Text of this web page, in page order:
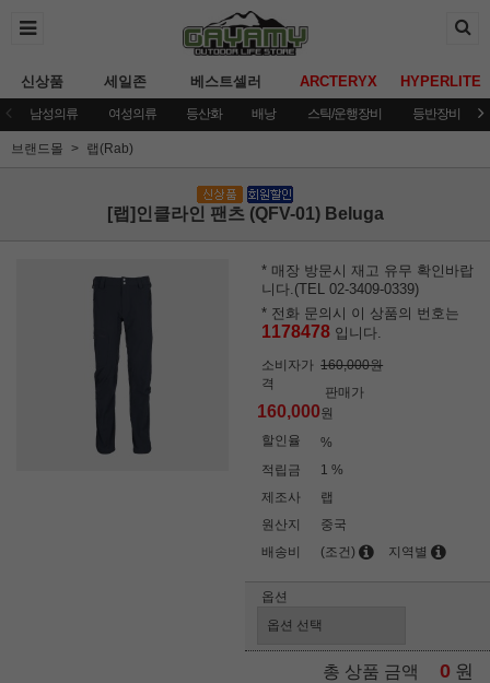
신상품 세일존 베스트셀러 ARCTERYX HYPERLITE
남성의류 여성의류 등산화 배낭 스틱/운행장비 등반장비
브랜드몰 랩(Rab)
[랩]인클라인 팬츠 (QFV-01) Beluga
* 매장 방문시 재고 유무 확인바랍
니다.(TEL 02-3409-0339)
* 전화 문의시 이 상품의 번호는
1178478 입니다.
소비자가
격
160,000원
판매가
160,000원
할인율
%
적립금
1 %
제조사
랩
원산지
중국
배송비
(조건) 지역별
옵션
총 상품 금액 0 원